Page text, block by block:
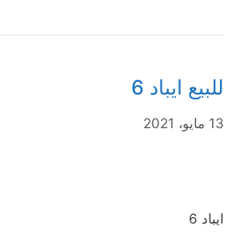
للبيع ايباد 6
13 مايو، 2021
ايباد 6